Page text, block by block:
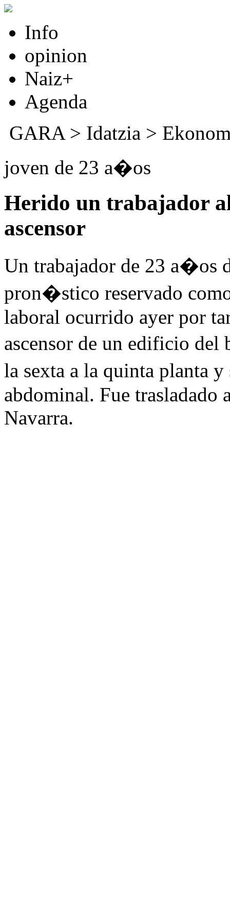
Info
opinion
Naiz+
Agenda
GARA> Idatzia >
joven de 23 a�os
Herido un trabajador
ascensor
Un trabajador de 23 a�os
pron�stico reservado
laboral ocurrido ayer por
ascensor de un edificio
la sexta a la quinta planta
abdominal. Fue
Navarra.